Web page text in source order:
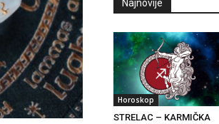
Najnovije
Horoskop
STRELAC – KARMIČKA